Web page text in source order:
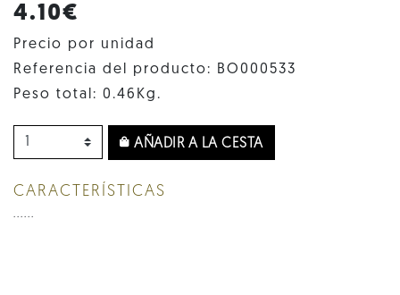
4.10€
Precio por unidad
Referencia del producto: BO000533
Peso total: 0.46Kg.
AÑADIR A LA CESTA
CARACTERÍSTICAS
......